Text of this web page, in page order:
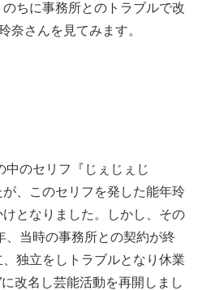
ちに事務所とのトラブルで改
奈さんを見てみます。
中のセリフ『じぇじぇじ
、このセリフを発した能年玲
となりました。しかし、その
、当時の事務所との契約が終
独立をしトラブルとなり休業
改名し芸能活動を再開しまし